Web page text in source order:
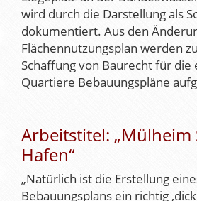
wird durch die Darstellung als
dokumentiert. Aus den
Flächennutzungsplan werden
Schaffung von Baurecht für die
Quartiere Bebauungspläne
Arbeitstitel: „Mülheim
Hafen“
„Natürlich ist die Erstellung
Bebauungsplans ein richtig